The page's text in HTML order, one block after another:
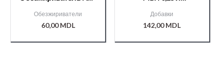
Обезжириватели
60,00MDL
Добавки
142,00MDL